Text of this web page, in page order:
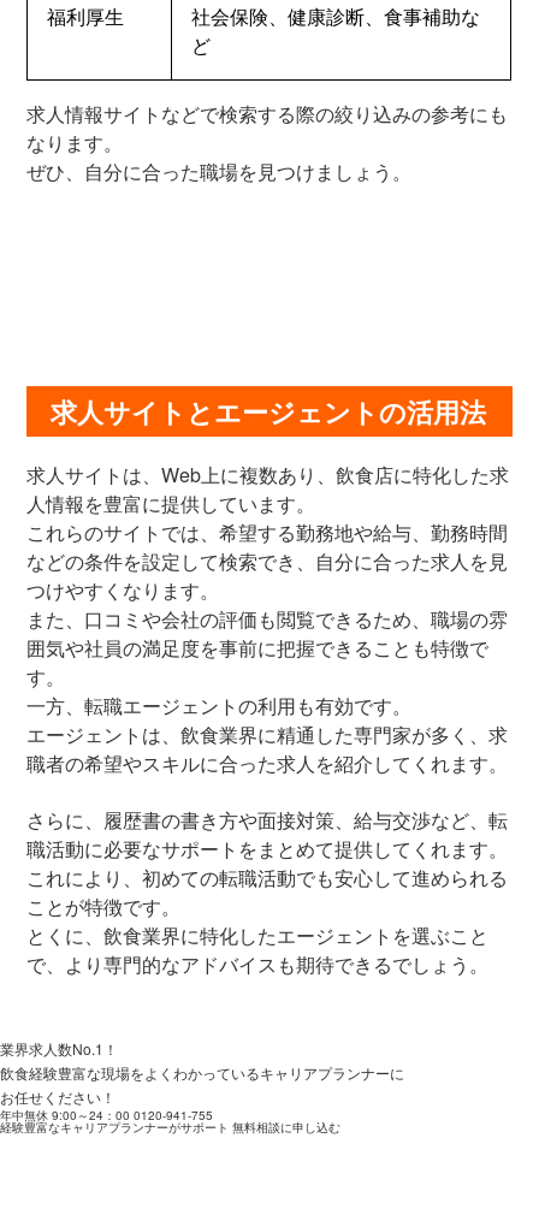
福利厚生
社会保険、健康診断、食事補助な
ど
求人情報サイトなどで検索する際の絞り込みの参考にも
なります。
ぜひ、自分に合った職場を見つけましょう。
求人サイトとエージェントの活用法
求人サイトは、Web上に複数あり、飲食店に特化した求
人情報を豊富に提供しています。
これらのサイトでは、希望する勤務地や給与、勤務時間
などの条件を設定して検索でき、自分に合った求人を見
つけやすくなります。
また、口コミや会社の評価も閲覧できるため、職場の雰
囲気や社員の満足度を事前に把握できることも特徴で
す。
一方、転職エージェントの利用も有効です。
エージェントは、飲食業界に精通した専門家が多く、求
職者の希望やスキルに合った求人を紹介してくれます。
さらに、履歴書の書き方や面接対策、給与交渉など、転
職活動に必要なサポートをまとめて提供してくれます。
これにより、初めての転職活動でも安心して進められる
ことが特徴です。
とくに、飲食業界に特化したエージェントを選ぶこと
で、より専門的なアドバイスも期待できるでしょう。
業界求人数No.1！
飲食経験豊富な現場をよくわかっているキャリアプランナーに
お任せください！
年中無休 9:00～24：00 0120-941-755
経験豊富なキャリアプランナーがサポート 無料相談に申し込む